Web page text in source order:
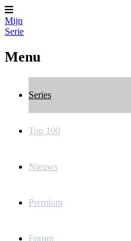
Mijn
Serie
Menu
Series
Top 100
Nieuws
Premium
Forum